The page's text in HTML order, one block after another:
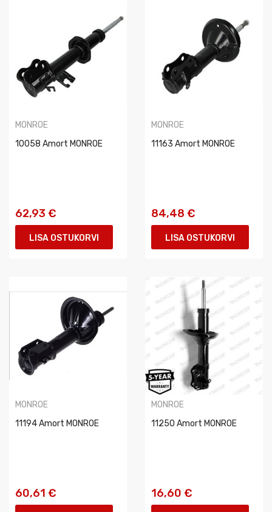
MONROE
10058 Amort MONROE
62,93 €
LISA OSTUKORVI
MONROE
11163 Amort MONROE
84,48 €
LISA OSTUKORVI
MONROE
11194 Amort MONROE
60,61 €
MONROE
11250 Amort MONROE
16,60 €